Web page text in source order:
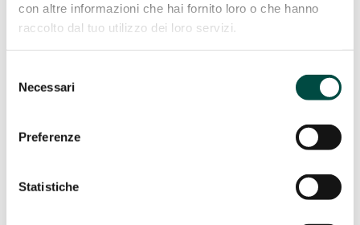
con altre informazioni che hai fornito loro o che hanno
raccolto dal tuo utilizzo dei loro servizi.
delNecessari
Preferenze
Statistiche
Teleriscaldamento
Case History
Sostenibilità
crescita economica sostenibile per l’ambiente, per l’uomo e
Standard Generali